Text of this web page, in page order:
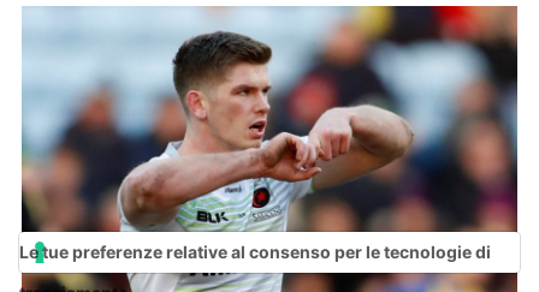
Le tue preferenze relative al consenso per le tecnologie di